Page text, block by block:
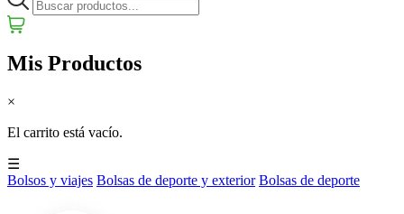
Mis Productos
×
El carrito está vacío.
☰
Bolsos y viajes Bolsas de deporte y exterior Bolsas de deporte